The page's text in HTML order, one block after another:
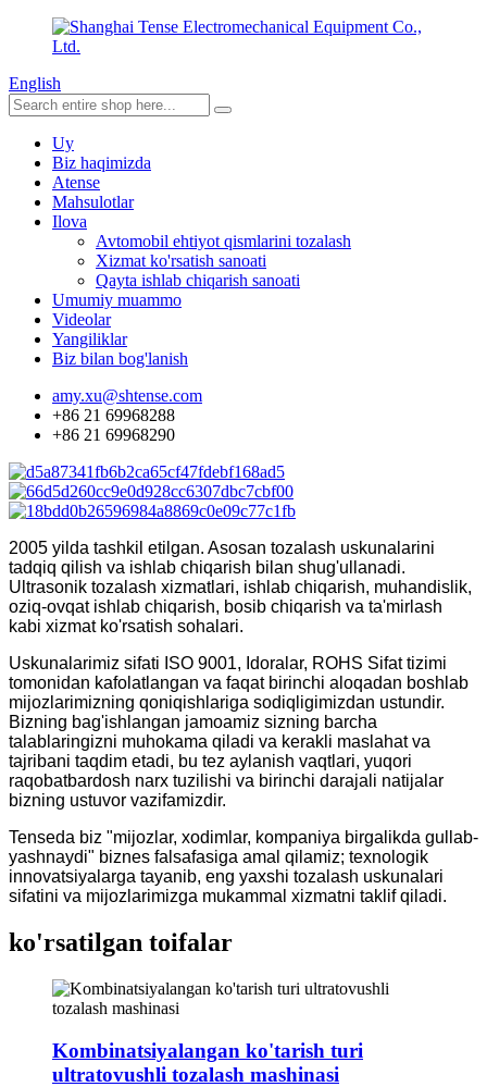
English
Uy
Biz haqimizda
Atense
Mahsulotlar
Ilova
Avtomobil ehtiyot qismlarini tozalash
Xizmat ko'rsatish sanoati
Qayta ishlab chiqarish sanoati
Umumiy muammo
Videolar
Yangiliklar
Biz bilan bog'lanish
amy.xu@shtense.com
+86 21 69968288
+86 21 69968290
2005 yilda tashkil etilgan. Asosan tozalash uskunalarini
tadqiq qilish va ishlab chiqarish bilan shug'ullanadi.
Ultrasonik tozalash xizmatlari, ishlab chiqarish, muhandislik,
oziq-ovqat ishlab chiqarish, bosib chiqarish va ta'mirlash
kabi xizmat ko'rsatish sohalari.
Uskunalarimiz sifati ISO 9001, Idoralar, ROHS Sifat tizimi
tomonidan kafolatlangan va faqat birinchi aloqadan boshlab
mijozlarimizning qoniqishlariga sodiqligimizdan ustundir.
Bizning bag'ishlangan jamoamiz sizning barcha
talablaringizni muhokama qiladi va kerakli maslahat va
tajribani taqdim etadi, bu tez aylanish vaqtlari, yuqori
raqobatbardosh narx tuzilishi va birinchi darajali natijalar
bizning ustuvor vazifamizdir.
Tenseda biz "mijozlar, xodimlar, kompaniya birgalikda gullab-
yashnaydi" biznes falsafasiga amal qilamiz; texnologik
innovatsiyalarga tayanib, eng yaxshi tozalash uskunalari
sifatini va mijozlarimizga mukammal xizmatni taklif qiladi.
ko'rsatilgan toifalar
Kombinatsiyalangan ko'tarish turi
ultratovushli tozalash mashinasi